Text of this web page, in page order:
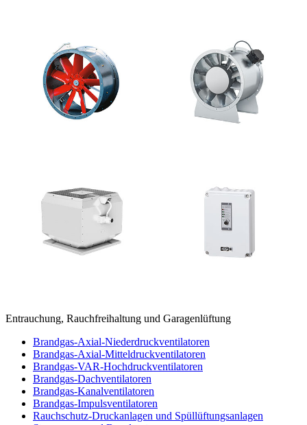
Entrauchung, Rauchfreihaltung und Garagenlüftung
Brandgas-Axial-Niederdruckventilatoren
Brandgas-Axial-Mitteldruckventilatoren
Brandgas-VAR-Hochdruckventilatoren
Brandgas-Dachventilatoren
Brandgas-Kanalventilatoren
Brandgas-Impulsventilatoren
Rauchschutz-Druckanlagen und Spüllüftungsanlagen